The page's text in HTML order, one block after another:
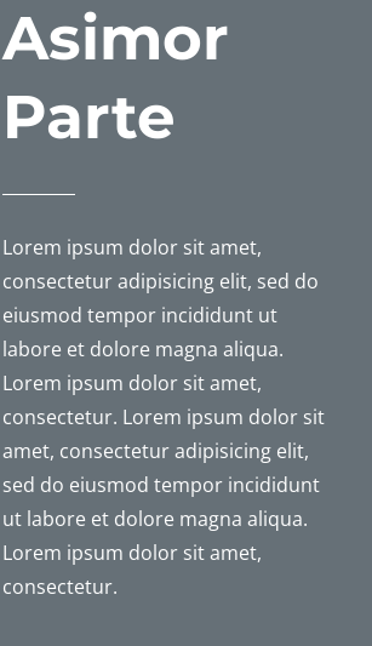
Asimor
Parte
Lorem ipsum dolor sit amet,
consec­te­tur adipi­si­cing elit, sed do
eius­mod tempor inci­did­unt ut
labore et dolore magna aliqua.
Lorem ipsum dolor sit amet,
consec­te­tur. Lorem ipsum dolor sit
amet, consec­te­tur adipi­si­cing elit,
sed do eius­mod tempor inci­did­unt
ut labore et dolore magna aliqua.
Lorem ipsum dolor sit amet,
consectetur.